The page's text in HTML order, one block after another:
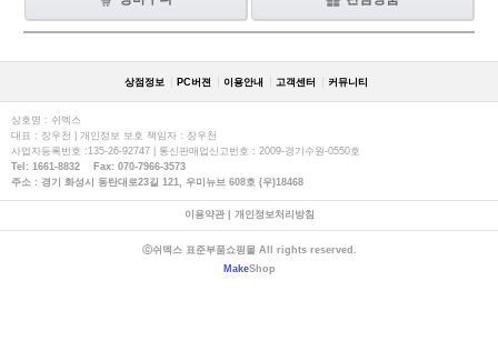
상점정보 PC버젼 이용안내 고객센터 커뮤니티
상호명 : 쉬멕스
대표 : 장우천 | 개인정보 보호 책임자 : 장우천
사업자등록번호 :135-26-92747 | 통신판매업신고번호 : 2009-경기수원-0550호
Tel: 1661-8832 Fax: 070-7966-3573
주소 : 경기 화성시 동탄대로23길 121, 우미뉴브 608호 (우)18468
이용약관| 개인정보처리방침
ⓒ쉬멕스 표준부품쇼핑몰 All rights reserved.
MakeShop